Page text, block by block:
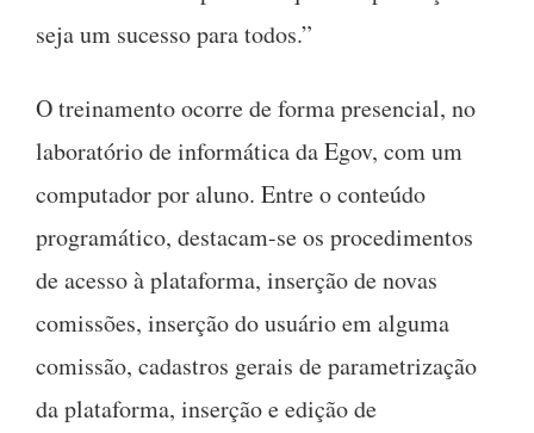
seja um sucesso para todos.”
O treinamento ocorre de forma presencial, no
laboratório de informática da Egov, com um
computador por aluno. Entre o conteúdo
programático, destacam-se os procedimentos
de acesso à plataforma, inserção de novas
comissões, inserção do usuário em alguma
comissão, cadastros gerais de parametrização
da plataforma, inserção e edição de